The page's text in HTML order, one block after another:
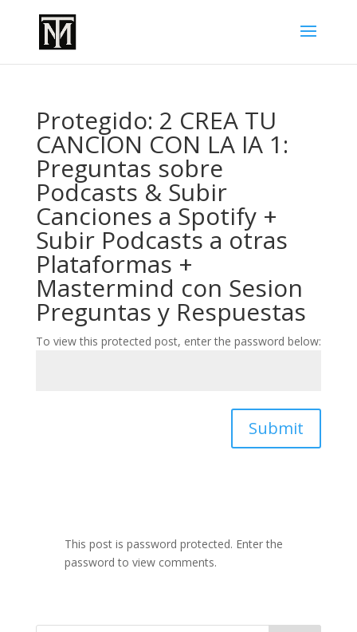
Protegido: 2 CREA TU
CANCION CON LA IA 1:
Preguntas sobre
Podcasts & Subir
Canciones a Spotify +
Subir Podcasts a otras
Plataformas +
Mastermind con Sesion
Preguntas y Respuestas
To view this protected post, enter the password below:
Submit
This post is password protected. Enter the
password to view comments.